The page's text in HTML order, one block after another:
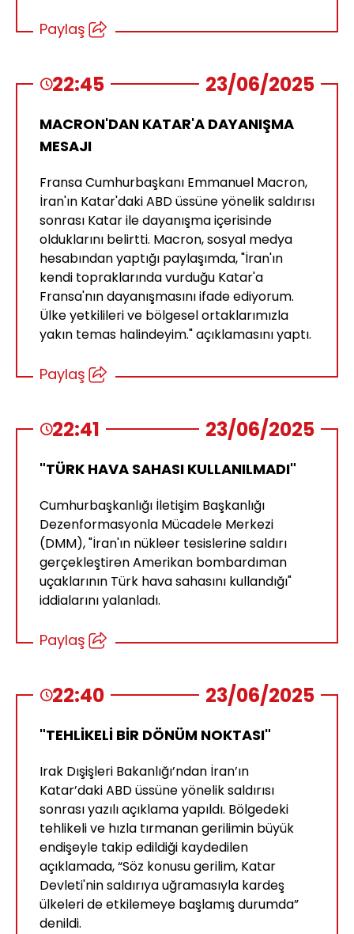
Paylaş
22:45 23/06/2025
MACRON'DAN KATAR'A DAYANIŞMA
MESAJI
Fransa Cumhurbaşkanı Emmanuel Macron,
İran'ın Katar'daki ABD üssüne yönelik saldırısı
sonrası Katar ile dayanışma içerisinde
olduklarını belirtti. Macron, sosyal medya
hesabından yaptığı paylaşımda, "İran'ın
kendi topraklarında vurduğu Katar'a
Fransa'nın dayanışmasını ifade ediyorum.
Ülke yetkilileri ve bölgesel ortaklarımızla
yakın temas halindeyim." açıklamasını yaptı.
Paylaş
22:41 23/06/2025
"TÜRK HAVA SAHASI KULLANILMADI"
Cumhurbaşkanlığı İletişim Başkanlığı
Dezenformasyonla Mücadele Merkezi
(DMM), "İran'ın nükleer tesislerine saldırı
gerçekleştiren Amerikan bombardıman
uçaklarının Türk hava sahasını kullandığı"
iddialarını yalanladı.
Paylaş
22:40 23/06/2025
"TEHLİKELİ BİR DÖNÜM NOKTASI"
Irak Dışişleri Bakanlığı’ndan İran’ın
Katar’daki ABD üssüne yönelik saldırısı
sonrası yazılı açıklama yapıldı. Bölgedeki
tehlikeli ve hızla tırmanan gerilimin büyük
endişeyle takip edildiği kaydedilen
açıklamada, “Söz konusu gerilim, Katar
Devleti'nin saldırıya uğramasıyla kardeş
ülkeleri de etkilemeye başlamış durumda”
denildi.